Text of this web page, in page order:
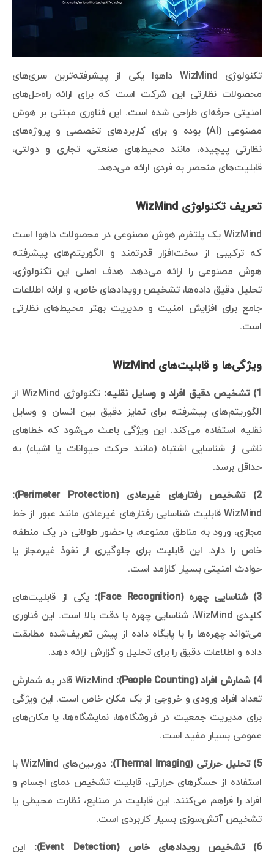
تکنولوژی WizMind داهوا یکی از پیشرفته‌ترین سری‌های
محصولات نظارتی این شرکت است که برای ارائه راه‌حل‌های
امنیتی حرفه‌ای طراحی شده است. این فناوری مبتنی بر هوش
مصنوعی (AI) بوده و برای کاربردهای تخصصی و پروژه‌های
نظارتی پیچیده، مانند محیط‌های صنعتی، تجاری و دولتی،
قابلیت‌های منحصر به فردی ارائه می‌دهد.
تعریف تکنولوژی WizMind
WizMind یک پلتفرم هوش مصنوعی در محصولات داهوا است
که ترکیبی از سخت‌افزار قدرتمند و الگوریتم‌های پیشرفته
هوش مصنوعی را ارائه می‌دهد. هدف اصلی این تکنولوژی،
تحلیل دقیق داده‌ها، تشخیص رویدادهای خاص، و ارائه اطلاعات
جامع برای افزایش امنیت و مدیریت بهتر محیط‌های نظارتی
است.
ویژگی‌ها و قابلیت‌های WizMind
1) تشخیص دقیق افراد و وسایل نقلیه:
تکنولوژی WizMind از
الگوریتم‌های پیشرفته برای تمایز دقیق بین انسان و وسایل
نقلیه استفاده می‌کند. این ویژگی باعث می‌شود که خطاهای
ناشی از شناسایی اشتباه (مانند حرکت حیوانات یا اشیاء) به
حداقل برسد.
2) تشخیص رفتارهای غیرعادی (Perimeter Protection):
WizMind قابلیت شناسایی رفتارهای غیرعادی مانند عبور از خط
مجازی، ورود به مناطق ممنوعه، یا حضور طولانی در یک منطقه
خاص را دارد. این قابلیت برای جلوگیری از نفوذ غیرمجاز یا
حوادث امنیتی بسیار کارامد است.
3) شناسایی چهره (Face Recognition):
یکی از قابلیت‌های
کلیدی WizMind، شناسایی چهره با دقت بالا است. این فناوری
می‌تواند چهره‌ها را با پایگاه داده از پیش تعریف‌شده مطابقت
داده و اطلاعات دقیق را برای تحلیل و گزارش ارائه دهد.
4) شمارش افراد (People Counting):
WizMind قادر به شمارش
تعداد افراد ورودی و خروجی از یک مکان خاص است. این ویژگی
برای مدیریت جمعیت در فروشگاه‌ها، نمایشگاه‌ها، یا مکان‌های
عمومی بسیار مفید است.
5) تحلیل حرارتی (Thermal Imaging):
دوربین‌های WizMind با
استفاده از حسگرهای حرارتی، قابلیت تشخیص دمای اجسام و
افراد را فراهم می‌کنند. این قابلیت در صنایع، نظارت محیطی یا
تشخیص آتش‌سوزی بسیار کاربردی است.
6) تشخیص رویدادهای خاص (Event Detection):
این